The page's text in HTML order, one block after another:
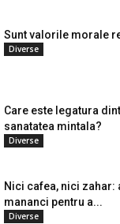
Sunt valorile morale
Diverse
Care este legatura
sanatatea mintala?
Diverse
Nici cafea, nici zahar:
mananci pentru a...
Diverse